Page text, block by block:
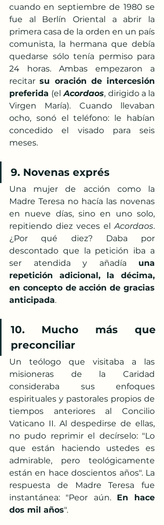
cuando en septiembre de 1980 se
fue al Berlín Oriental a abrir la
primera casa de la orden en un país
comunista, la hermana que debía
quedarse sólo tenía permiso para
24 horas. Ambas empezaron a
recitar su oración de intercesión
preferida (el Acordaos, dirigido a la
Virgen María). Cuando llevaban
ocho, sonó el teléfono: le habían
concedido el visado para seis
meses.
9. Novenas exprés
Una mujer de acción como la
Madre Teresa no hacía las novenas
en nueve días, sino en uno solo,
repitiendo diez veces el Acordaos.
¿Por qué diez? Daba por
descontado que la petición iba a
ser atendida y añadía una
repetición adicional, la décima,
en concepto de acción de gracias
anticipada.
10. Mucho más que
preconciliar
Un teólogo que visitaba a las
misioneras de la Caridad
consideraba sus enfoques
espirituales y pastorales propios de
tiempos anteriores al Concilio
Vaticano II. Al despedirse de ellas,
no pudo reprimir el decírselo: "Lo
que están haciendo ustedes es
admirable, pero teológicamente
están en hace doscientos años". La
respuesta de Madre Teresa fue
instantánea: "Peor aún. En hace
dos mil años".